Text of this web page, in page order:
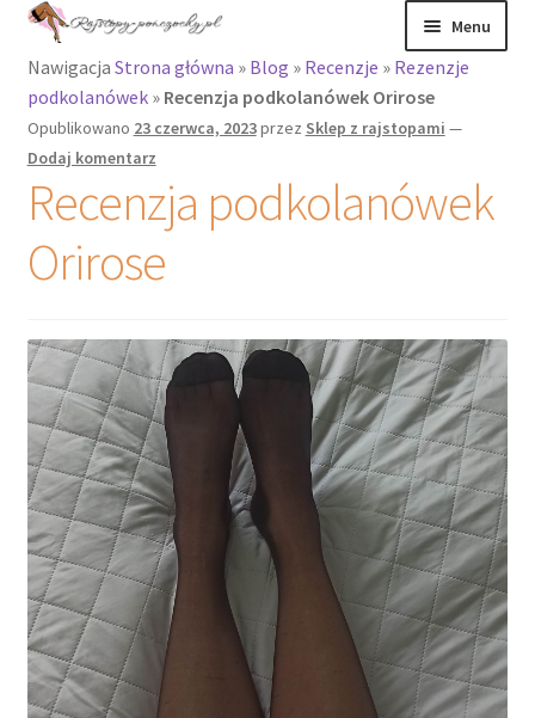
Menu
Rajstopy
Rajstopy Orirose
Pończochy i
zakolanówki
Wszystkie
produkty
Recenzje
Nawigacja Strona główna » Blog » Recenzje » Rezenzje
podkolanówek» Recenzja podkolanówek Orirose
Opublikowano 23 czerwca, 2023przez Sklep z rajstopami —
Dodaj komentarz
Recenzja podkolanówek
Orirose